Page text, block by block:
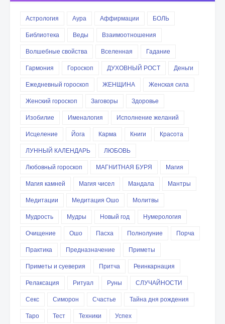
Астрология Аура Аффирмации
БОЛЬ
Библиотека
Веды
Взаимоотношения
Волшебные свойства
Вселенная
Гадание
Гармония
Гороскоп ДУХОВНЫЙ РОСТ
Деньги
Ежедневный гороскоп
ЖЕНЩИНА
Женская сила
Женский гороскоп
Заговоры
Здоровье
Изобилие
Именалогия
Исполнение желаний
Исцеление
Йога Карма Книги
Красота
ЛУННЫЙ КАЛЕНДАРЬ
ЛЮБОВЬ
Любовный гороскоп
МАГНИТНАЯ БУРЯ
Магия
Магия камней
Магия чисел Мандала
Мантры
Медитации
Медитация Ошо
Молитвы
Мудрость
Мудры Новый год
Нумерология
Очищение
Ошо Пасха Полнолуние
Порча
Практика
Предназначение
Приметы
Приметы и суеверия
Притча
Реинкарнация
Релаксация
Ритуал Руны
СЛУЧАЙНОСТИ
Секс
Симорон Счастье
Тайна дня рождения
Таро
Тест Техники
Успех